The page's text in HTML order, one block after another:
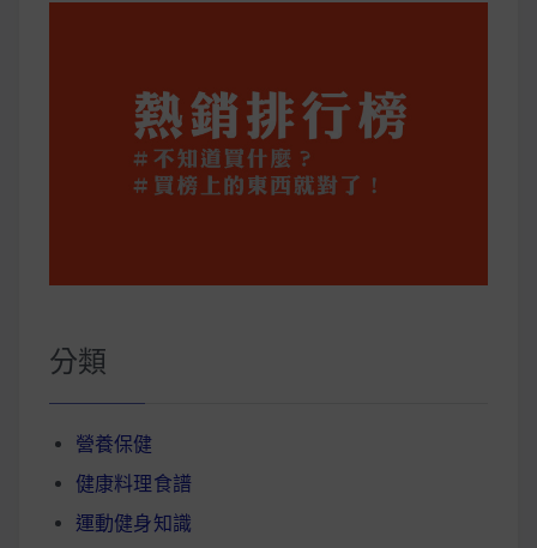
分類
營養保健
健康料理食譜
運動健身知識